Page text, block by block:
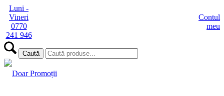
Luni -
Vineri
0770
241 946
Contul
meu